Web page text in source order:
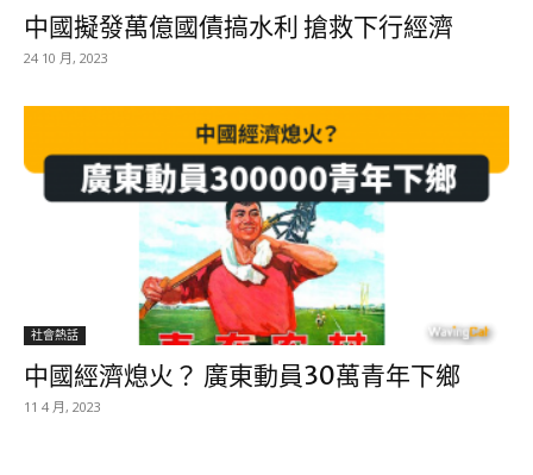
中國擬發萬億國債搞水利 搶救下行經濟
24 10 月, 2023
社會熱話
中國經濟熄火？ 廣東動員30萬青年下鄉
11 4 月, 2023